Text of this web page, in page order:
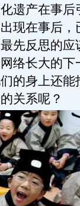
遗产在事后
现在事后，
先反思的应
络长大的下
的身上还能
关系呢？